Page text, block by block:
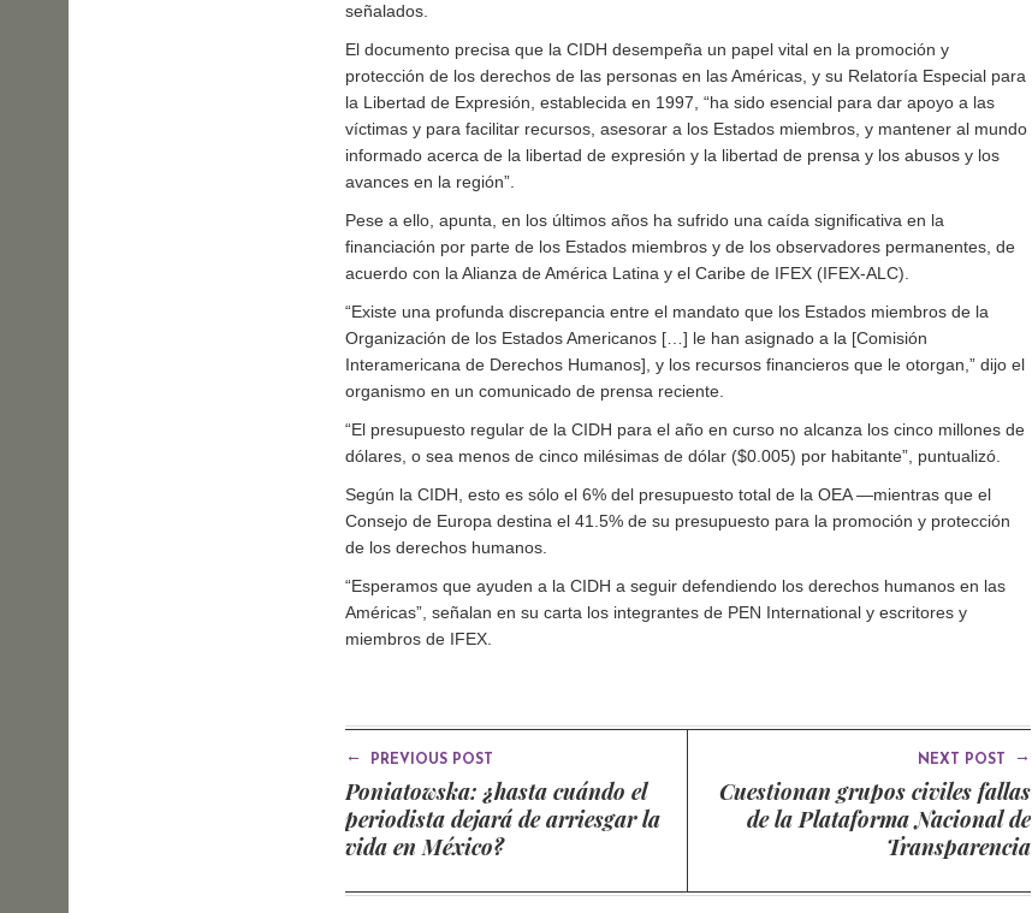
señalados.
El documento precisa que la CIDH desempeña un papel vital en la promoción y
protección de los derechos de las personas en las Américas, y su Relatoría Especial para
la Libertad de Expresión, establecida en 1997, “ha sido esencial para dar apoyo a las
víctimas y para facilitar recursos, asesorar a los Estados miembros, y mantener al mundo
informado acerca de la libertad de expresión y la libertad de prensa y los abusos y los
avances en la región”.
Pese a ello, apunta, en los últimos años ha sufrido una caída significativa en la
financiación por parte de los Estados miembros y de los observadores permanentes, de
acuerdo con la Alianza de América Latina y el Caribe de IFEX (IFEX-ALC).
“Existe una profunda discrepancia entre el mandato que los Estados miembros de la
Organización de los Estados Americanos […] le han asignado a la [Comisión
Interamericana de Derechos Humanos], y los recursos financieros que le otorgan,” dijo el
organismo en un comunicado de prensa reciente.
“El presupuesto regular de la CIDH para el año en curso no alcanza los cinco millones de
dólares, o sea menos de cinco milésimas de dólar ($0.005) por habitante”, puntualizó.
Según la CIDH, esto es sólo el 6% del presupuesto total de la OEA —mientras que el
Consejo de Europa destina el 41.5% de su presupuesto para la promoción y protección
de los derechos humanos.
“Esperamos que ayuden a la CIDH a seguir defendiendo los derechos humanos en las
Américas”, señalan en su carta los integrantes de PEN International y escritores y
miembros de IFEX.
← PREVIOUS POST
Poniatowska: ¿hasta cuándo el
periodista dejará de arriesgar la
vida en México?
NEXT POST →
Cuestionan grupos civiles fallas
de la Plataforma Nacional de
Transparencia